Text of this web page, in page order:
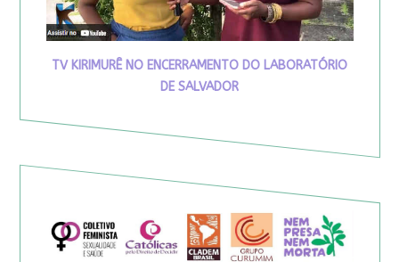
TV KIRIMURÊ NO ENCERRAMENTO DO LABORATÓRIO
DE SALVADOR